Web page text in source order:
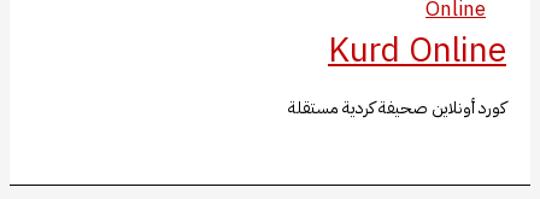
المحتوى
Kurd Online
كورد أونلاين صحيفة كردية مستقلة